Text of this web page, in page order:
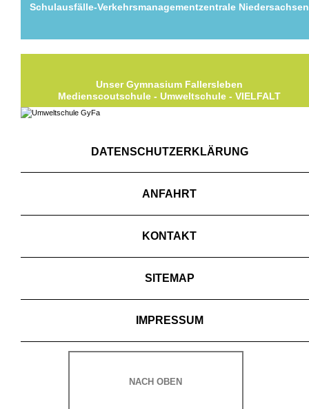
Schulausfälle-Verkehrsmanagementzentrale Niedersachsen
Unser Gymnasium Fallersleben
Medienscoutschule - Umweltschule - VIELFALT
DATENSCHUTZERKLÄRUNG
ANFAHRT
KONTAKT
SITEMAP
IMPRESSUM
NACH OBEN